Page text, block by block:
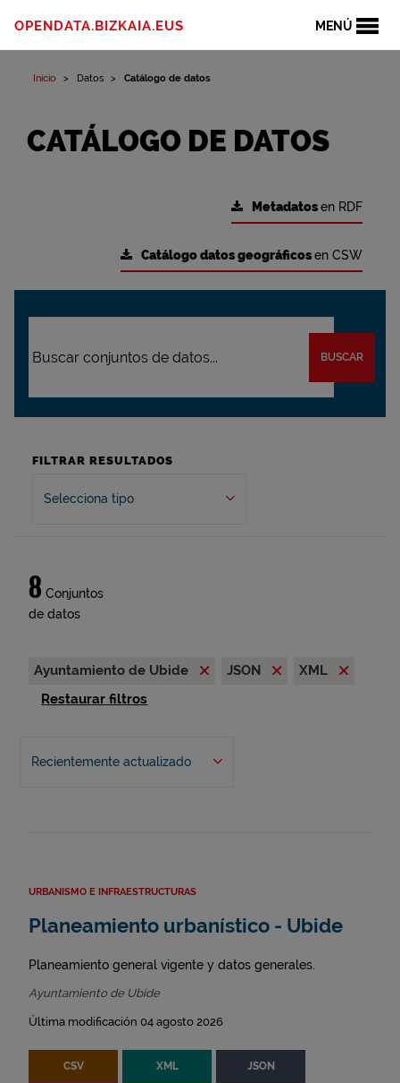
MENÚ
OPENDATA.BIZKAIA.EUS
Inicio Datos Catálogo de datos
CATÁLOGO DE DATOS
Metadatosen RDF
Catálogo datos geográficosen CSW
BUSCAR
FILTRAR RESULTADOS
Selecciona tipo
8 Conjuntos
de datos
Ayuntamiento de Ubide JSON
XML
Restaurar filtros
Recientemente actualizado
URBANISMO E INFRAESTRUCTURAS
Planeamiento urbanístico - Ubide
Planeamiento general vigente y datos generales.
Ayuntamiento de Ubide
Última modificación 04 agosto 2026
CSV XML JSON